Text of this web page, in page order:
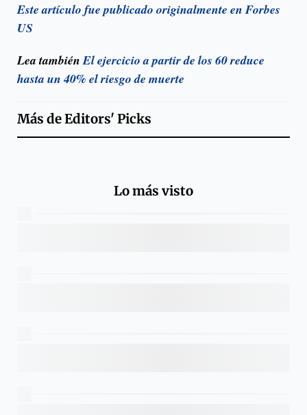
Este artículo fue publicado originalmente en Forbes
US
Lea tambiénEl ejercicio a partir de los 60 reduce
hasta un 40% el riesgo de muerte
Más deEditors' Picks
Lo más visto